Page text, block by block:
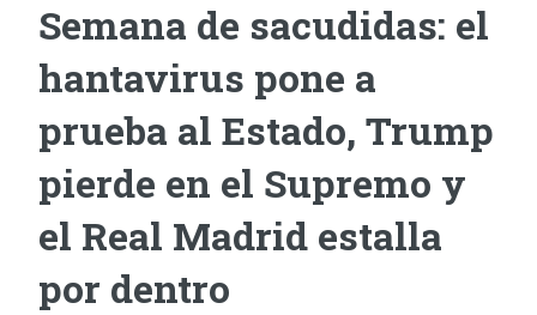
Semana de sacudidas: el
hantavirus pone a
prueba al Estado, Trump
pierde en el Supremo y
el Real Madrid estalla
por dentro